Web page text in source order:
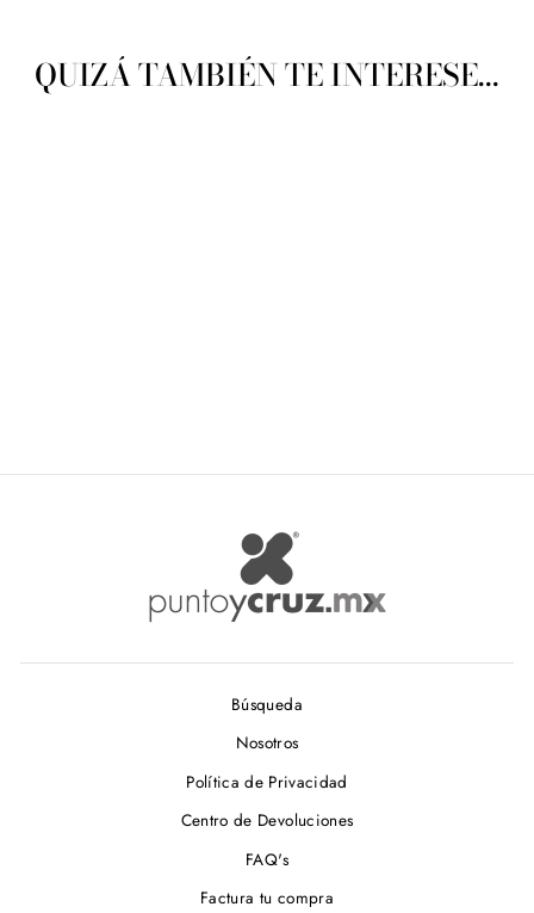
QUIZÁ TAMBIÉN TE INTERESE...
Búsqueda
Nosotros
Política de Privacidad
Centro de Devoluciones
FAQ's
Factura tu compra